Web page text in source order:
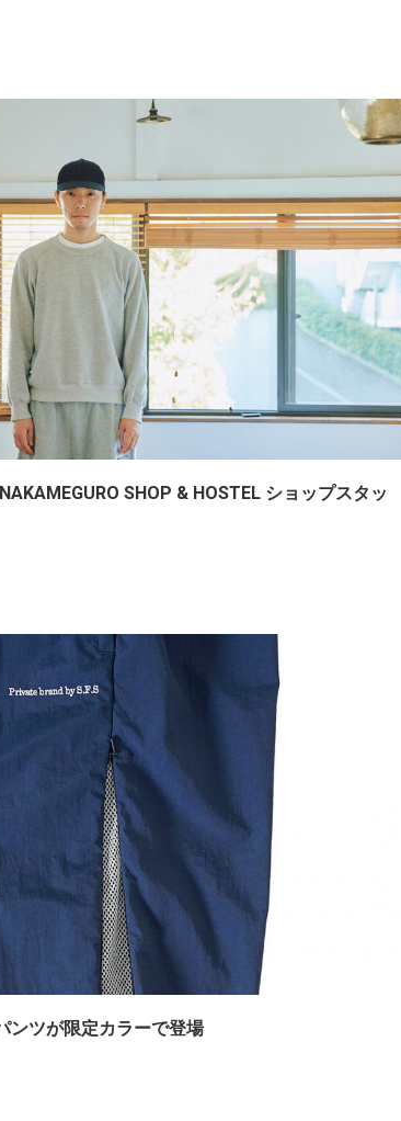
SHOP & HOSTEL ショップスタッ
ンツが限定カラーで登場